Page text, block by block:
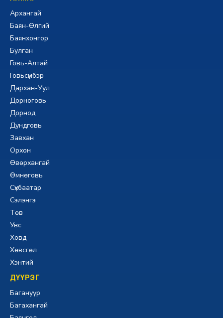
Архангай
Баян-Өлгий
Баянхонгор
Булган
Говь-Алтай
Говьсүмбэр
Дархан-Уул
Дорноговь
Дорнод
Дундговь
Завхан
Орхон
Өвөрхангай
Өмнөговь
Сүхбаатар
Сэлэнгэ
Төв
Увс
Ховд
Хөвсгөл
Хэнтий
ДҮҮРЭГ
Багануур
Багахангай